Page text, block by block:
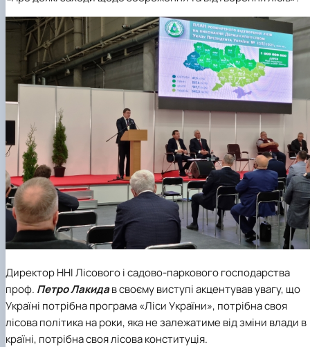
Директор ННІ Лісового і садово-паркового господарства
проф. Петро Лакидав своєму виступі акцентував увагу, що
Україні потрібна програма «Ліси України», потрібна своя
лісова політика на роки, яка не залежатиме від зміни влади в
країні, потрібна своя лісова конституція.